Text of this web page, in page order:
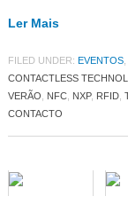
Ler Mais
FILED UNDER: EVENTOS,
CONTACTLESS
VERÃO
NFC, NXP, RFID,
CONTACTO